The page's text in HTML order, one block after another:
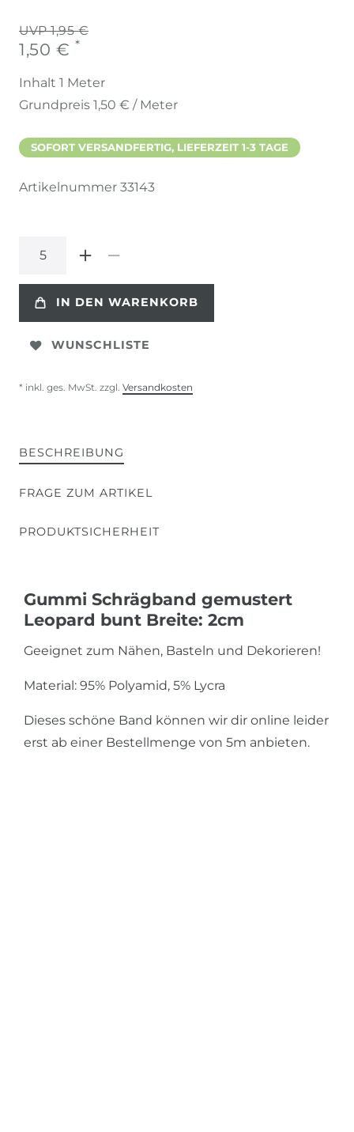
UVP 1,95 €
1,50 € *
Inhalt 1 Meter
Grundpreis 1,50 € / Meter
SOFORT VERSANDFERTIG, LIEFERZEIT 1-3 TAGE
Artikelnummer 33143
IN DEN WARENKORB
WUNSCHLISTE
* inkl. ges. MwSt. zzgl. Versandkosten
BESCHREIBUNG
FRAGE ZUM ARTIKEL
PRODUKTSICHERHEIT
Gummi Schrägband gemustert
Leopard bunt Breite: 2cm
Geeignet zum Nähen, Basteln und Dekorieren!
Material: 95% Polyamid, 5% Lycra
Dieses schöne Band können wir dir online leider
erst ab einer Bestellmenge von 5m anbieten.